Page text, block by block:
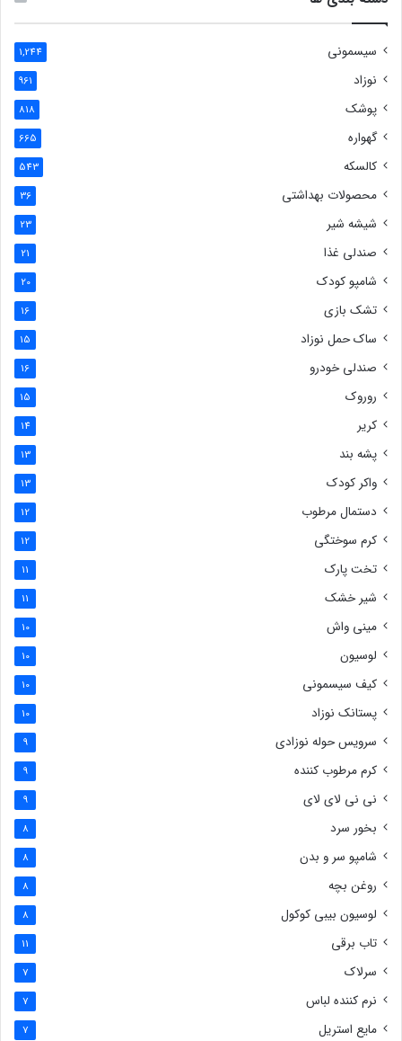
سیسمونی 1,244
نوزاد 961
پوشک 818
گهواره 665
کالسکه 543
محصولات بهداشتی 36
شیشه شیر 23
صندلی غذا 21
شامپو کودک 20
تشک بازی 16
ساک حمل نوزاد 15
صندلی خودرو 16
روروک 15
کریر 14
پشه بند 13
واکر کودک 13
دستمال مرطوب 12
کرم سوختگی 12
تخت پارک 11
شیر خشک 11
مینی واش 10
لوسیون 10
کیف سیسمونی 10
پستانک نوزاد 10
سرویس حوله نوزادی 9
کرم مرطوب کننده 9
نی نی لای لای 9
بخور سرد 8
شامپو سر و بدن 8
روغن بچه 8
لوسیون بیبی کوکول 8
تاب برقی 11
سرلاک 7
نرم کننده لباس 7
مایع استریل 7